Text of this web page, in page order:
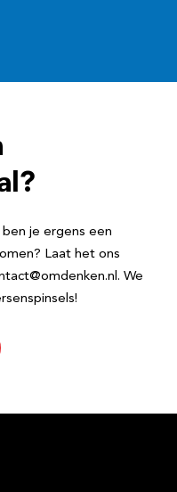
je ergens een
Laat het ons
We